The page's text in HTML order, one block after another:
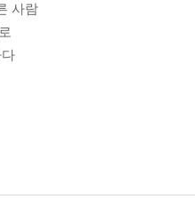
사람